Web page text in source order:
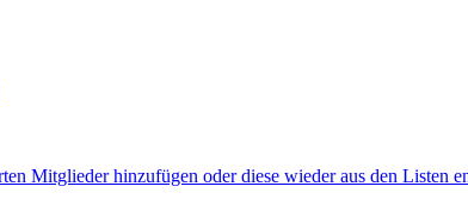
Mitglieder hinzufügen oder diese wieder aus den Listen